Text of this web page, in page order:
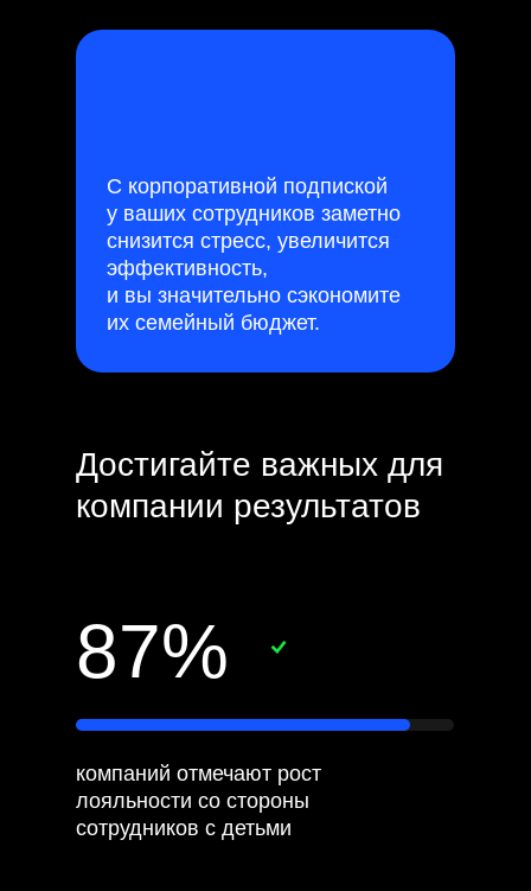
С корпоративной подпиской
у ваших сотрудников заметно
снизится стресс, увеличится
эффективность,
и вы значительно сэкономите
их семейный бюджет.
Достигайте важных для
компании результатов
компаний отмечают рост
лояльности со стороны
сотрудников с детьми
87%